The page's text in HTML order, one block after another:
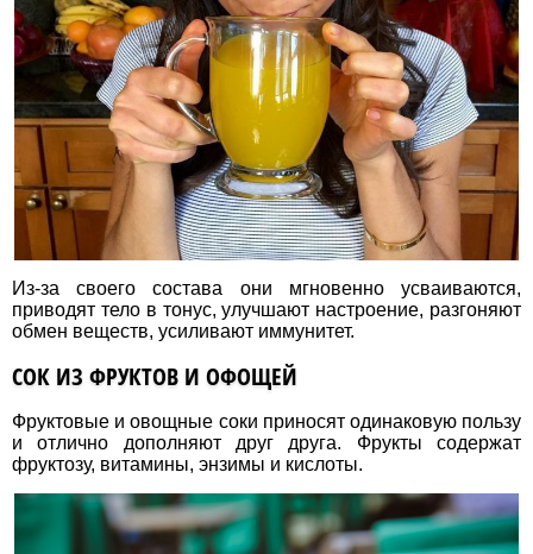
Из-за своего состава они мгновенно усваиваются,
приводят тело в тонус, улучшают настроение, разгоняют
обмен веществ, усиливают иммунитет.
СОК ИЗ ФРУКТОВ И ОФОЩЕЙ
Фруктовые и овощные соки приносят одинаковую пользу
и отлично дополняют друг друга. Фрукты содержат
фруктозу, витамины, энзимы и кислоты.